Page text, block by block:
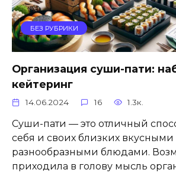
БЕЗ РУБРИКИ
Организация суши-пати:
кейтеринг
14.06.2024 16 1.3к.
Суши-пати — это отличный
себя и своих близких вкусными
разнообразными блюдами.
приходила в голову мысль